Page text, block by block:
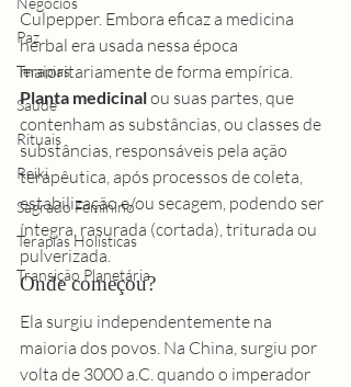
Paz
Terapias
Saúde
Rituais
Reiki
Sagrado Feminino
Terapias Holísticas
Transição Planetária
Culpepper. Embora eficaz a medicina
herbal era usada nessa época
maioritariamente de forma empírica.
Planta medicinal ou suas partes, que
contenham as substâncias, ou classes de
substâncias, responsáveis pela ação
terapêutica, após processos de coleta,
estabilização e/ou secagem, podendo ser
íntegra, rasurada (cortada), triturada ou
pulverizada.
Onde começou?
Ela surgiu independentemente na
maioria dos povos. Na China, surgiu por
volta de 3000 a.C. quando o imperador